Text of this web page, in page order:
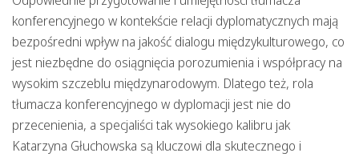
konferencyjnego w kontekście relacji dyplomatycznych mają
bezpośredni wpływ na jakość dialogu międzykulturowego, co
jest niezbędne do osiągnięcia porozumienia i współpracy na
wysokim szczeblu międzynarodowym. Dlatego też, rola
tłumacza konferencyjnego w dyplomacji jest nie do
przecenienia, a specjaliści tak wysokiego kalibru jak
Katarzyna Głuchowska są kluczowi dla skutecznego i